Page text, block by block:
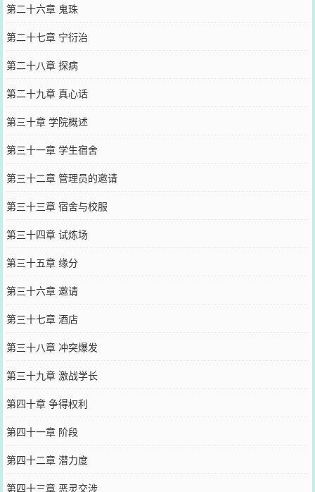
第二十六章 鬼珠
第二十七章 宁衍治
第二十八章 探病
第二十九章 真心话
第三十章 学院概述
第三十一章 学生宿舍
第三十二章 管理员的邀请
第三十三章 宿舍与校服
第三十四章 试炼场
第三十五章 缘分
第三十六章 邀请
第三十七章 酒店
第三十八章 冲突爆发
第三十九章 激战学长
第四十章 争得权利
第四十一章 阶段
第四十二章 潜力度
第四十三章 恶灵交涉